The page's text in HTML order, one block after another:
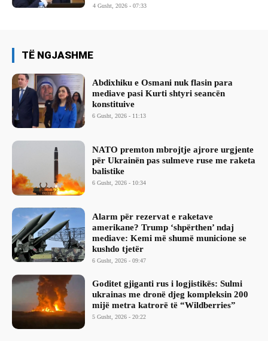
4 Gusht, 2026 - 07:33
TË NGJASHME
Abdixhiku e Osmani nuk flasin para
mediave pasi Kurti shtyri seancën
konstituive
6 Gusht, 2026 - 11:13
NATO premton mbrojtje ajrore urgjente
për Ukrainën pas sulmeve ruse me raketa
balistike
6 Gusht, 2026 - 10:34
Alarm për rezervat e raketave
amerikane? Trump ‘shpërthen’ ndaj
mediave: Kemi më shumë municione se
kushdo tjetër
6 Gusht, 2026 - 09:47
Goditet gjiganti rus i logjistikës: Sulmi
ukrainas me dronë djeg kompleksin 200
mijë metra katrorë të “Wildberries”
5 Gusht, 2026 - 20:22